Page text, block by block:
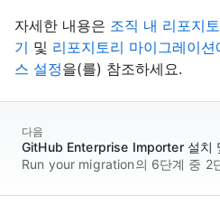
자세한 내용은 조직 내 리포지
기 및 리포지토리 마이그레이
스 설정을(를) 참조하세요.
다음
GitHub Enterprise Importer 설치
Run your migration의 6단계 중 2